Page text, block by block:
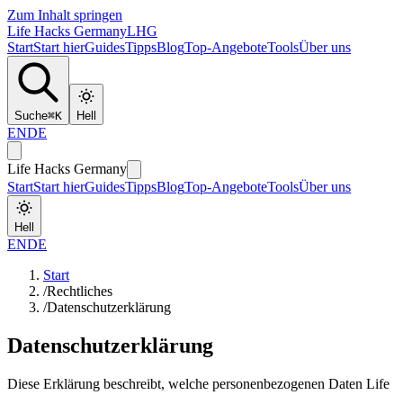
Zum Inhalt springen
Life Hacks GermanyLHG
StartStart hierGuidesTippsBlogTop-AngeboteToolsÜber uns
Suche⌘K Hell
ENDE
Life Hacks Germany
StartStart hierGuidesTippsBlogTop-AngeboteToolsÜber uns
Hell
ENDE
Start
/Rechtliches
/Datenschutzerklärung
Datenschutzerklärung
Diese Erklärung beschreibt, welche personenbezogenen Daten Life